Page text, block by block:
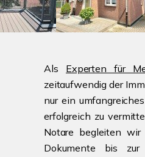
Als Experten für
zeitaufwendig der
nur ein
erfolgreich zu
Notare begleiten wir
Dokumente bis